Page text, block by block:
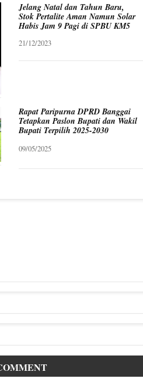
Jelang Natal dan Tahun Baru,
Stok Pertalite Aman Namun Solar
Habis Jam 9 Pagi di SPBU KM5
21/12/2023
Rapat Paripurna DPRD Banggai
Tetapkan Paslon Bupati dan Wakil
Bupati Terpilih 2025-2030
09/05/2025